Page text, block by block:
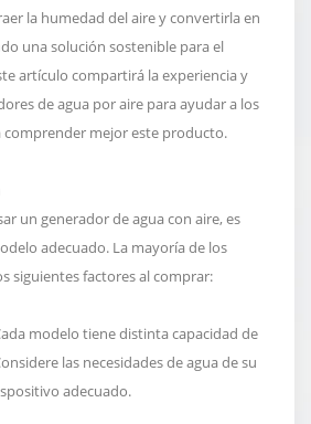
la humedad del aire y convertirla en
una solución sostenible para el
artículo compartirá la experiencia y
de agua por aire para ayudar a los
comprender mejor este producto.
un generador de agua con aire, es
adecuado. La mayoría de los
siguientes factores al comprar:
modelo tiene distinta capacidad de
las necesidades de agua de su
adecuado.